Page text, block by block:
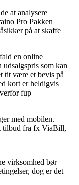
at analysere
Pro Pakken
på at skaffe
en online
som kan
tit være et bevis på
kort er heldigvis
fup
med mobilen.
tilbud fra fx ViaBill,
virksomhed bør
dog er det